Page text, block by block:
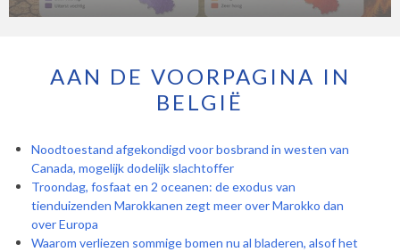
AAN DE VOORPAGINA IN
BELGIË
Noodtoestand afgekondigd voor bosbrand in westen van
Canada, mogelijk dodelijk slachtoffer
Troondag, fosfaat en 2 oceanen: de exodus van
tienduizenden Marokkanen zegt meer over Marokko dan
over Europa
Waarom verliezen sommige bomen nu al bladeren, alsof het